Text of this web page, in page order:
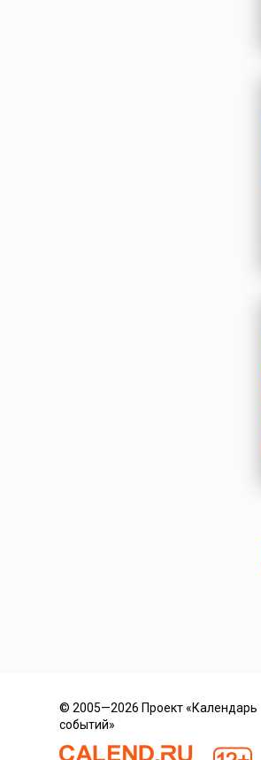
© 2005—2026 Проект «Календарь
событий»